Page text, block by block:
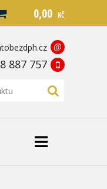
0,00 KČ
@
887 757